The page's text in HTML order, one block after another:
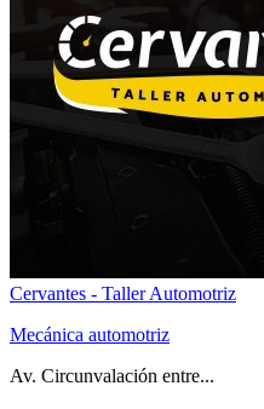
Cervantes - Taller Automotriz
Mecánica automotriz
Av. Circunvalación entre...